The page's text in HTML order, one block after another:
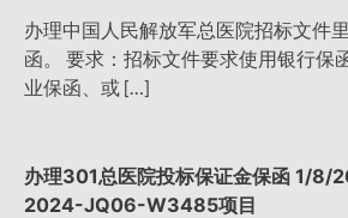
办理中国人民解放军总医院招标文件
函。 要求：招标文件要求使用银行保
业保函、或 […]
办理301总医院投标保证金保函 1/8/
2024-JQ06-W3485项目